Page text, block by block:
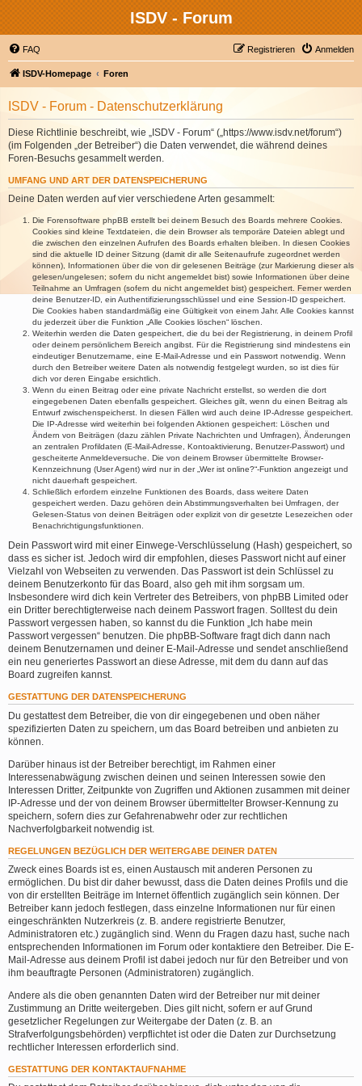
ISDV - Forum
FAQ Anmelden
Registrieren
ISDV-Homepage Foren
ISDV - Forum - Datenschutzerklärung
Diese Richtlinie beschreibt, wie „ISDV - Forum“ („https://www.isdv.net/forum“)
(im Folgenden „der Betreiber“) die Daten verwendet, die während deines
Foren-Besuchs gesammelt werden.
UMFANG UND ART DER DATENSPEICHERUNG
Deine Daten werden auf vier verschiedene Arten gesammelt:
Die Forensoftware phpBB erstellt bei deinem Besuch des Boards mehrere Cookies.
Cookies sind kleine Textdateien, die dein Browser als temporäre Dateien ablegt und
die zwischen den einzelnen Aufrufen des Boards erhalten bleiben. In diesen Cookies
sind die aktuelle ID deiner Sitzung (damit dir alle Seitenaufrufe zugeordnet werden
können), Informationen über die von dir gelesenen Beiträge (zur Markierung dieser als
gelesen/ungelesen; sofern du nicht angemeldet bist) sowie Informationen über deine
Teilnahme an Umfragen (sofern du nicht angemeldet bist) gespeichert. Ferner werden
deine Benutzer-ID, ein Authentifizierungsschlüssel und eine Session-ID gespeichert.
Die Cookies haben standardmäßig eine Gültigkeit von einem Jahr. Alle Cookies kannst
du jederzeit über die Funktion „Alle Cookies löschen“ löschen.
Weiterhin werden die Daten gespeichert, die du bei der Registrierung, in deinem Profil
oder deinem persönlichem Bereich angibst. Für die Registrierung sind mindestens ein
eindeutiger Benutzername, eine E-Mail-Adresse und ein Passwort notwendig. Wenn
durch den Betreiber weitere Daten als notwendig festgelegt wurden, so ist dies für
dich vor deren Eingabe ersichtlich.
Wenn du einen Beitrag oder eine private Nachricht erstellst, so werden die dort
eingegebenen Daten ebenfalls gespeichert. Gleiches gilt, wenn du einen Beitrag als
Entwurf zwischenspeicherst. In diesen Fällen wird auch deine IP-Adresse gespeichert.
Die IP-Adresse wird weiterhin bei folgenden Aktionen gespeichert: Löschen und
Ändern von Beiträgen (dazu zählen Private Nachrichten und Umfragen), Änderungen
an zentralen Profildaten (E-Mail-Adresse, Kontoaktivierung, Benutzer-Passwort) und
gescheiterte Anmeldeversuche. Die von deinem Browser übermittelte Browser-
Kennzeichnung (User Agent) wird nur in der „Wer ist online?“-Funktion angezeigt und
nicht dauerhaft gespeichert.
Schließlich erfordern einzelne Funktionen des Boards, dass weitere Daten
gespeichert werden. Dazu gehören dein Abstimmungsverhalten bei Umfragen, der
Gelesen-Status von deinen Beiträgen oder explizit von dir gesetzte Lesezeichen oder
Benachrichtigungsfunktionen.
Dein Passwort wird mit einer Einwege-Verschlüsselung (Hash) gespeichert, so
dass es sicher ist. Jedoch wird dir empfohlen, dieses Passwort nicht auf einer
Vielzahl von Webseiten zu verwenden. Das Passwort ist dein Schlüssel zu
deinem Benutzerkonto für das Board, also geh mit ihm sorgsam um.
Insbesondere wird dich kein Vertreter des Betreibers, von phpBB Limited oder
ein Dritter berechtigterweise nach deinem Passwort fragen. Solltest du dein
Passwort vergessen haben, so kannst du die Funktion „Ich habe mein
Passwort vergessen“ benutzen. Die phpBB-Software fragt dich dann nach
deinem Benutzernamen und deiner E-Mail-Adresse und sendet anschließend
ein neu generiertes Passwort an diese Adresse, mit dem du dann auf das
Board zugreifen kannst.
GESTATTUNG DER DATENSPEICHERUNG
Du gestattest dem Betreiber, die von dir eingegebenen und oben näher
spezifizierten Daten zu speichern, um das Board betreiben und anbieten zu
können.
Darüber hinaus ist der Betreiber berechtigt, im Rahmen einer
Interessenabwägung zwischen deinen und seinen Interessen sowie den
Interessen Dritter, Zeitpunkte von Zugriffen und Aktionen zusammen mit deiner
IP-Adresse und der von deinem Browser übermittelter Browser-Kennung zu
speichern, sofern dies zur Gefahrenabwehr oder zur rechtlichen
Nachverfolgbarkeit notwendig ist.
REGELUNGEN BEZÜGLICH DER WEITERGABE DEINER DATEN
Zweck eines Boards ist es, einen Austausch mit anderen Personen zu
ermöglichen. Du bist dir daher bewusst, dass die Daten deines Profils und die
von dir erstellten Beiträge im Internet öffentlich zugänglich sein können. Der
Betreiber kann jedoch festlegen, dass einzelne Informationen nur für einen
eingeschränkten Nutzerkreis (z. B. andere registrierte Benutzer,
Administratoren etc.) zugänglich sind. Wenn du Fragen dazu hast, suche nach
entsprechenden Informationen im Forum oder kontaktiere den Betreiber. Die E-
Mail-Adresse aus deinem Profil ist dabei jedoch nur für den Betreiber und von
ihm beauftragte Personen (Administratoren) zugänglich.
Andere als die oben genannten Daten wird der Betreiber nur mit deiner
Zustimmung an Dritte weitergeben. Dies gilt nicht, sofern er auf Grund
gesetzlicher Regelungen zur Weitergabe der Daten (z. B. an
Strafverfolgungsbehörden) verpflichtet ist oder die Daten zur Durchsetzung
rechtlicher Interessen erforderlich sind.
GESTATTUNG DER KONTAKTAUFNAHME